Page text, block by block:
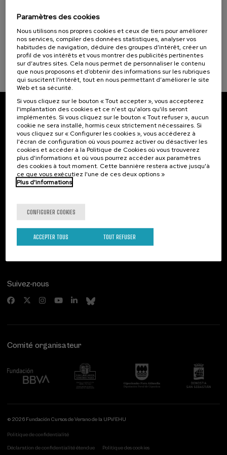
Cursos para Tod@s (1)
Objectifs de développement durable
...
À PARTIR DEDernières
places
Gratuit
Date
passée
Liste
d'attente
Période
d'inscription
terminée
Abonnez-vous à notre bulletin
Inscrivez-vous pour être le premier à recevoir les
actualités de l'UIK.
S'abonner
Palacio Miramar
Paseo de Miraconcha, 48
20007 Donostia / San Sebastián
Gipuzkoa, Spain
Suivez-nous
Comité organisateur
© 2026 Fundación Cursos de Verano de la UPV/EHU
Politique de confidentialité
Déclaration de confidentialité étendue Politique des cookies
Paramètres des cookies
Nous utilisons nos propres cookies et ceux de tiers pour améliorer
nos services, compiler des données statistiques, analyser vos
habitudes de navigation, déduire des groupes d’intérêt, créer un
profil de vos intérêts et vous montrer des publicités pertinentes
sur d’autres sites. Cela nous permet de personnaliser le contenu
que nous proposons et d’obtenir des informations sur les rubriques
qui suscitent l’intérêt, tout en nous permettant d’améliorer le site
Web et sa sécurité.
Si vous cliquez sur le bouton « Tout accepter », vous accepterez
l'implantation des cookies et ce n'est qu'alors qu'ils seront
implémentés. Si vous cliquez sur le bouton « Tout refuser », aucun
cookie ne sera installé, hormis ceux strictement nécessaires. Si
vous cliquez sur « Configurer les cookies », vous accéderez à
l'écran de configuration où vous pourrez activer ou désactiver les
cookies et accéder à la Politique de Cookies où vous trouverez
plus d'informations et où vous pourrez accéder aux paramètres
des cookies à tout moment. Cette bannière restera active jusqu'à
ce que vous exécutiez l'une de ces deux options »
Plus d'informations
CONFIGURER COOKIES
TOUT REFUSER
ACCEPTER TOUS